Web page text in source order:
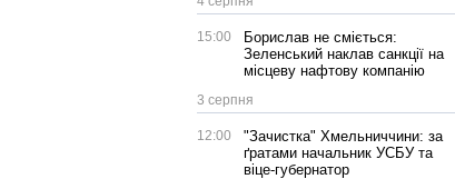
15:00
Борислав не сміється:
Зеленський наклав санкції на
місцеву нафтову компанію
3 серпня
12:00
"Зачистка" Хмельниччини: за
ґратами начальник УСБУ та
віце-губернатор